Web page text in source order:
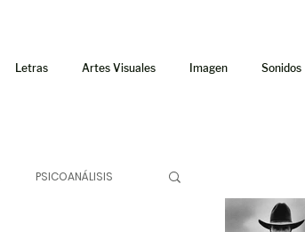
Letras Artes Visuales Imagen Sonidos
PSICOANÁLISIS